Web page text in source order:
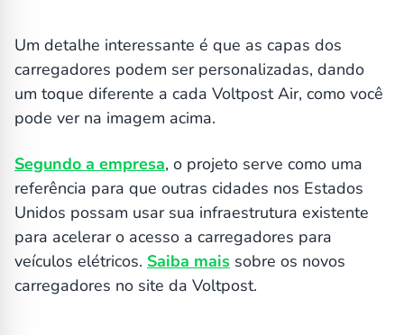
Um detalhe interessante é que as capas dos
carregadores podem ser personalizadas, dando
um toque diferente a cada Voltpost Air, como você
pode ver na imagem acima.
Segundo a empresa, o projeto serve como uma
referência para que outras cidades nos Estados
Unidos possam usar sua infraestrutura existente
para acelerar o acesso a carregadores para
veículos elétricos. Saiba mais sobre os novos
carregadores no site da Voltpost.